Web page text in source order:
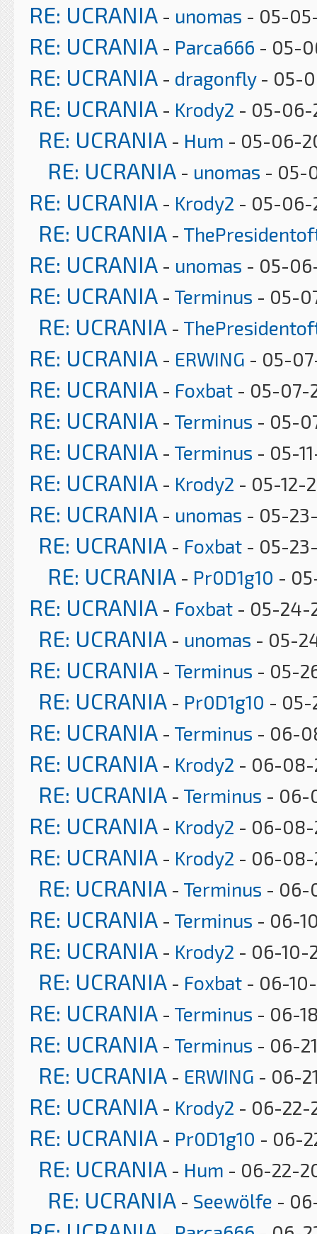
RE: UCRANIA - unomas - 05-
RE: UCRANIA - Parca666 - 05-
RE: UCRANIA - dragonfly- 05-
RE: UCRANIA - Krody2 - 05-06-
RE: UCRANIA - Hum - 05-06-
RE: UCRANIA - unomas - 05-
RE: UCRANIA - Krody2 - 05-06-
RE: UCRANIA -
RE: UCRANIA - unomas - 05-
RE: UCRANIA - Terminus - 05-
RE: UCRANIA -
RE: UCRANIA - ERWING - 05-
RE: UCRANIA - Foxbat - 05-07-
RE: UCRANIA - Terminus - 05-
RE: UCRANIA - Terminus - 05-
RE: UCRANIA - Krody2 - 05-12-
RE: UCRANIA - unomas - 05-
RE: UCRANIA - Foxbat - 05-
RE: UCRANIA - Pr0D1g10 -
RE: UCRANIA - Foxbat - 05-24-
RE: UCRANIA - unomas - 05-
RE: UCRANIA - Terminus - 05-
RE: UCRANIA - Pr0D1g10 - 05-
RE: UCRANIA - Terminus - 06-
RE: UCRANIA - Krody2 - 06-08-
RE: UCRANIA - Terminus - 06-
RE: UCRANIA - Krody2 - 06-08-
RE: UCRANIA - Krody2 - 06-08-
RE: UCRANIA - Terminus - 06-
RE: UCRANIA - Terminus - 06-
RE: UCRANIA - Krody2 - 06-10-
RE: UCRANIA - Foxbat - 06-
RE: UCRANIA - Terminus - 06-
RE: UCRANIA - Terminus - 06-
RE: UCRANIA - ERWING - 06-
RE: UCRANIA - Krody2 - 06-22-
RE: UCRANIA - Pr0D1g10 - 06-
RE: UCRANIA - Hum - 06-22-
RE: UCRANIA - Seewölfe -